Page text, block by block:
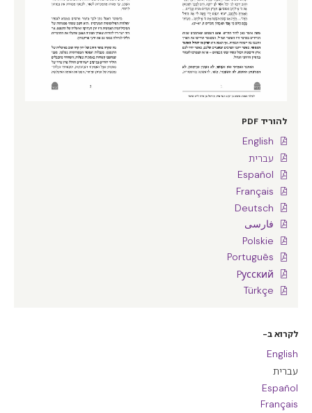
להוריד PDF
English
עברית
Español
Français
Deutsch
فارسی
Polskie
Português
Pусский
Türkçe
לקרוא ב-
English
עברית
Español
Français